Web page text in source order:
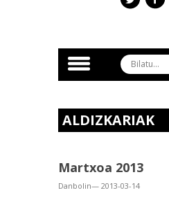
ALDIZKARIAK
Martxoa 2013
Danbolin— 2013-03-14